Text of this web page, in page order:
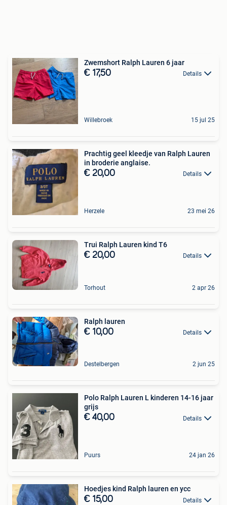
Zwemshort Ralph Lauren 6 jaar
€ 17,50 Details
Willebroek 15 jul 25
Prachtig geel kleedje van Ralph Lauren
in broderie anglaise.
€ 20,00 Details
Herzele 23 mei 26
Trui Ralph Lauren kind T6
€ 20,00 Details
Torhout 2 apr 26
Ralph lauren
€ 10,00 Details
Destelbergen 2 jun 25
Polo Ralph Lauren L kinderen 14-16 jaar
grijs
€ 40,00 Details
Puurs 24 jan 26
Hoedjes kind Ralph lauren en ycc
€ 15,00 Details